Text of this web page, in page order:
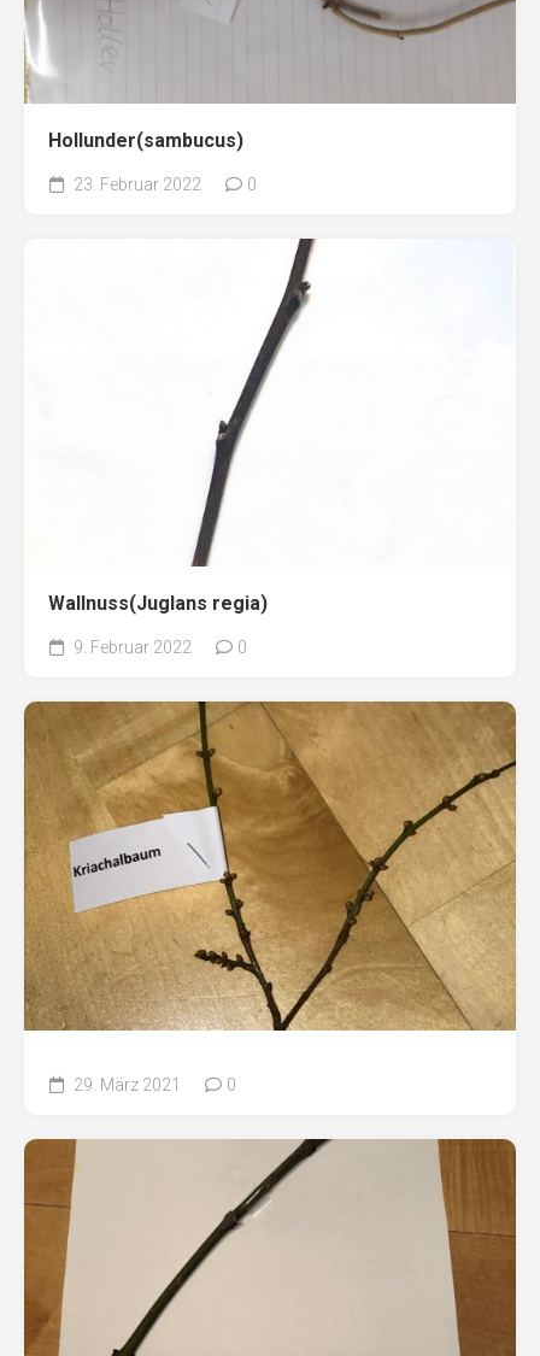
Hollunder(sambucus)
23. Februar 2022 0
Wallnuss(Juglans regia)
9. Februar 2022 0
29. März 2021 0